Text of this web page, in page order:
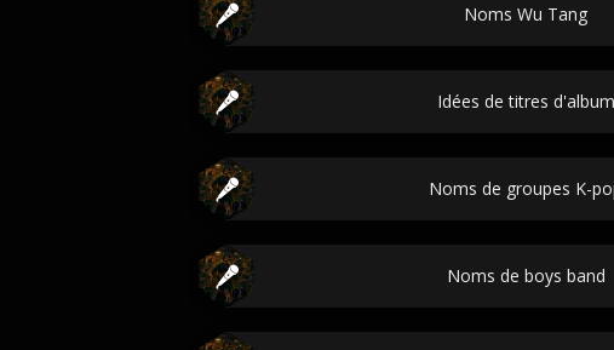
Noms Wu Tang
Idées de titres d'album
Noms de groupes K-
Noms de boys band